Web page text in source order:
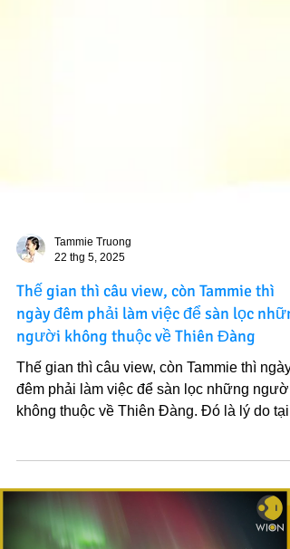
Tammie Truong
22 thg 5, 2025
Thế gian thì câu view, còn Tammie thì
ngày đêm phải làm việc để sàn lọc
người không thuộc về Thiên Đàng
đêm phải làm việc để sàn lọc những người
sao các...